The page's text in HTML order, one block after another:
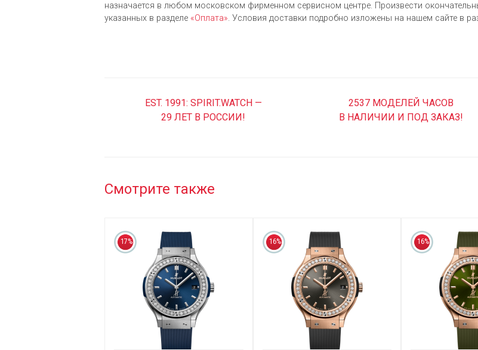
назначается в любом московском фирменном сервисном центре. Произвести
указанных в разделе «Оплата». Условия доставки подробно изложены на нашем сайте в
EST. 1991: SPIRIT.WATCH —
29 ЛЕТ В РОССИИ!
2537 МОДЕЛЕЙ ЧАСОВ
В НАЛИЧИИ И ПОД ЗАКАЗ!
Смотрите также
17% 16% 16%